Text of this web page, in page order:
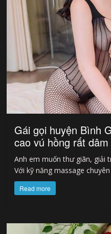
Gái gọi huyện Bình
cao vú hồng rất dâm
Anh em muốn thư giãn, giải
Với kỹ năng massage
Read more